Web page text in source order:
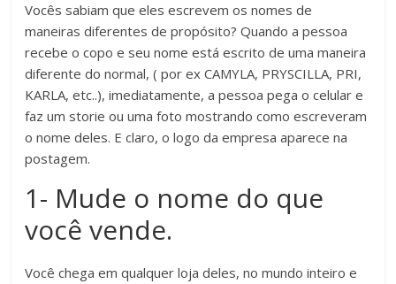
Vocês sabiam que eles escrevem os nomes de
maneiras diferentes de propósito? Quando a pessoa
recebe o copo e seu nome está escrito de uma maneira
diferente do normal, ( por ex CAMYLA, PRYSCILLA, PRI,
KARLA, etc..), imediatamente, a pessoa pega o celular e
faz um storie ou uma foto mostrando como escreveram
o nome deles. E claro, o logo da empresa aparece na
postagem.
1- Mude o nome do que
você vende.
Você chega em qualquer loja deles, no mundo inteiro e